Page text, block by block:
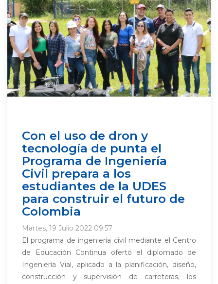
Con el uso de dron y
tecnología de punta el
Programa de Ingeniería
Civil prepara a los
estudiantes de la UDES
para construir el futuro de
Colombia
Martes, 19 Julio 2022 09:57
El programa de ingeniería civil mediante el Centro
de Educación Continua ofertó el diplomado de
Ingeniería Vial, aplicado a la planificación, diseño,
construcción y supervisión de carreteras, los